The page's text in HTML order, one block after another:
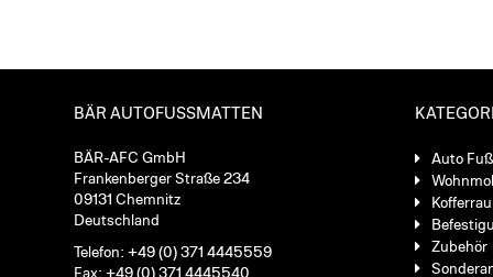
BÄR AUTOFUSSMATTEN
BÄR-AFC GmbH
Frankenberger Straße 234
09131 Chemnitz
Deutschland
Telefon: +49 (0) 371 4445559
Fax: +49 (0) 371 4445540
Auto
Zubehör